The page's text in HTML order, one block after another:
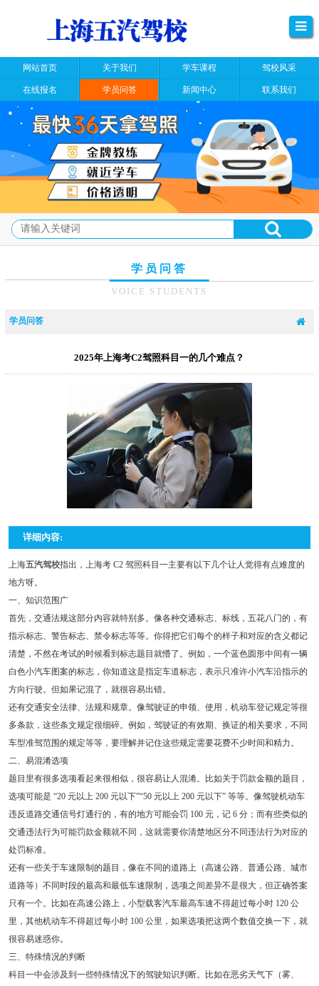
网站首页 关于我们 学车课程 驾校风采
在线报名 学员问答 新闻中心 联系我们
学员问答
VOICE STUDENTS
学员问答
2025年上海考C2驾照科目一的几个难点？
详细内容:
上海五汽驾校指出，上海考 C2 驾照科目一主要有以下几个让人觉得有点难度的
地方呀。
一、知识范围广
首先，交通法规这部分内容就特别多。像各种交通标志、标线，五花八门的，有
指示标志、警告标志、禁令标志等等。你得把它们每个的样子和对应的含义都记
清楚，不然在考试的时候看到标志题目就懵了。例如，一个蓝色圆形中间有一辆
白色小汽车图案的标志，你知道这是指定车道标志，表示只准许小汽车沿指示的
方向行驶。但如果记混了，就很容易出错。
还有交通安全法律、法规和规章。像驾驶证的申领、使用，机动车登记规定等很
多条款，这些条文规定很细碎。例如，驾驶证的有效期、换证的相关要求，不同
车型准驾范围的规定等等，要理解并记住这些规定需要花费不少时间和精力。
二、易混淆选项
题目里有很多选项看起来很相似，很容易让人混淆。比如关于罚款金额的题目，
选项可能是 “20 元以上 200 元以下”“50 元以上 200 元以下” 等等。像驾驶机动车
违反道路交通信号灯通行的，有的地方可能会罚 100 元，记 6 分；而有些类似的
交通违法行为可能罚款金额就不同，这就需要你清楚地区分不同违法行为对应的
处罚标准。
还有一些关于车速限制的题目，像在不同的道路上（高速公路、普通公路、城市
道路等）不同时段的最高和最低车速限制，选项之间差异不是很大，但正确答案
只有一个。比如在高速公路上，小型载客汽车最高车速不得超过每小时 120 公
里，其他机动车不得超过每小时 100 公里，如果选项把这两个数值交换一下，就
很容易迷惑你。
三、特殊情况的判断
科目一中会涉及到一些特殊情况下的驾驶知识判断。比如在恶劣天气下（雾、